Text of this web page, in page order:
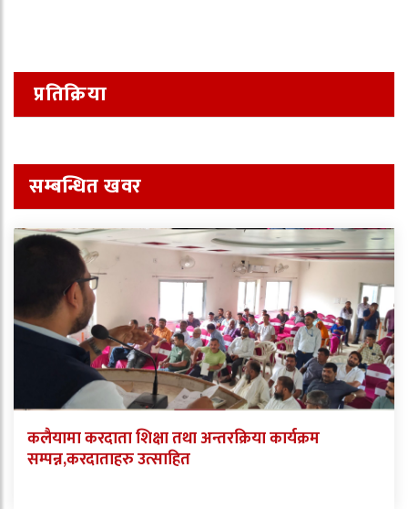
प्रतिक्रिया
सम्बन्धित खवर
कलैयामा करदाता शिक्षा तथा अन्तरक्रिया कार्यक्रम
सम्पन्न,करदाताहरु उत्साहित